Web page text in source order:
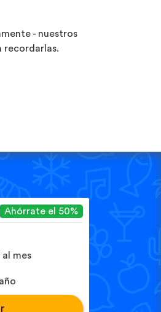
- nuestros
recordarlas.
Ahórrate el 50%
mes